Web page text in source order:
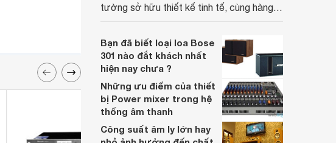
tường sở hữu thiết kế tinh tế, cùng hàng
Bạn đã biết loại loa Bose
301 nào đắt khách nhất
hiện nay chưa ?
Những ưu điểm của thiết
bị Power mixer trong hệ
thống âm thanh
Công suất âm ly lớn hay